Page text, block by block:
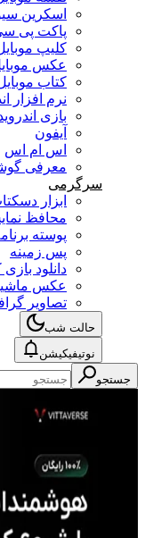
اسکرین
پاکت پی
کلیپ
عکس
کتاب
نرم افزار
بازی
آیفون
اس ام اس
معرفی
سرگرمی
ابزار
محافظ
پوسته
پس زمینه
دانلود بازی
عکس
تصاویر
حالت شب
نوتیفیکیشن
جستجو